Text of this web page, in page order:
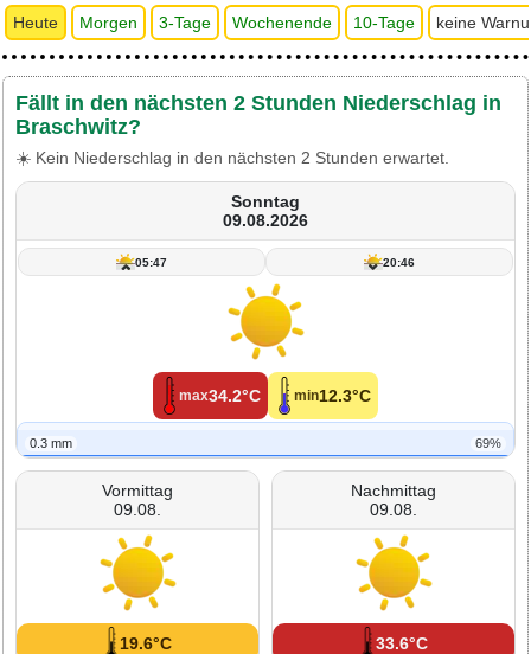
Heute Morgen 3-Tage Wochenende 10-Tage keine
Fällt in den nächsten 2 Stunden Niederschlag in
Braschwitz?
☀️ Kein Niederschlag in den nächsten 2 Stunden erwartet.
Sonntag
09.08.2026
05:47 20:46
max34.2°C min12.3°C
0.3 mm 69%
Vormittag
09.08.
19.6°C
Nachmittag
09.08.
33.6°C